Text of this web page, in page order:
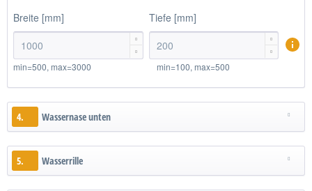
Breite [mm]


Tiefe [mm]


min=500, max=3000 min=100, max=500
4. Wassernase unten
5. Wasserrille